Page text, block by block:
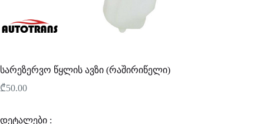
სარეზერვო წყლის ავზი (რაშირიწელი)
₾50.00
დეტალები :